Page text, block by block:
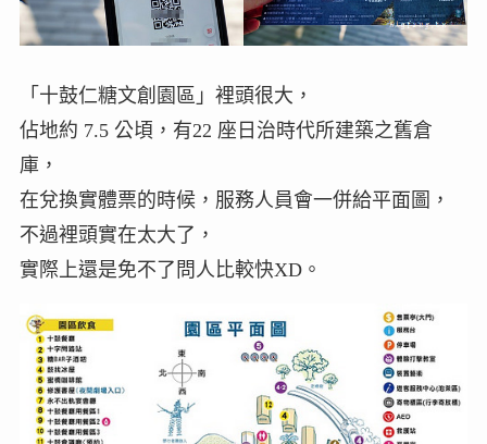
「十鼓仁糖文創園區」裡頭很大，
佔地約 7.5 公頃，有22 座日治時代所建築之舊倉
庫，
在兌換實體票的時候，服務人員會一併給平面圖，
不過裡頭實在太大了，
實際上還是免不了問人比較快XD。